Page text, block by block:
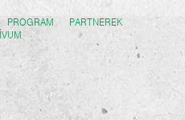
PROGRAM
PARTNEREK